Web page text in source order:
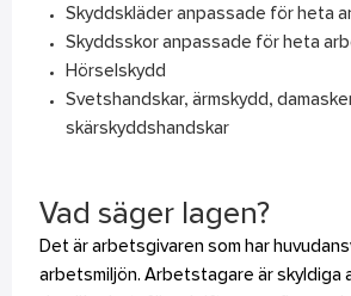
Skyddskläder anpassade för heta
Skyddsskor anpassade för heta
Hörselskydd
Svetshandskar, ärmskydd,
skärskyddshandskar
Vad säger lagen?
Det är arbetsgivaren som har
arbetsmiljön. Arbetstagare är skyldiga